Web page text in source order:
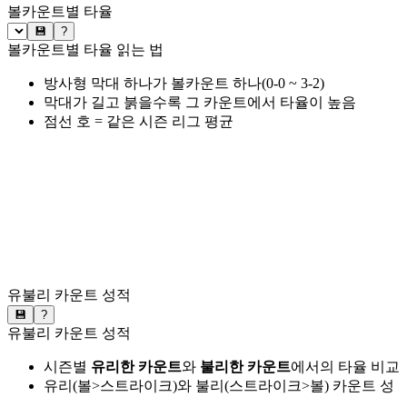
볼카운트별 타율
💾 ?
볼카운트별 타율 읽는 법
방사형 막대 하나가 볼카운트 하나(0-0 ~ 3-2)
막대가 길고 붉을수록 그 카운트에서 타율이 높음
점선 호 = 같은 시즌 리그 평균
유불리 카운트 성적
💾 ?
유불리 카운트 성적
시즌별 유리한 카운트와 불리한 카운트에서의 타율 비교
유리(볼>스트라이크)와 불리(스트라이크>볼) 카운트 성